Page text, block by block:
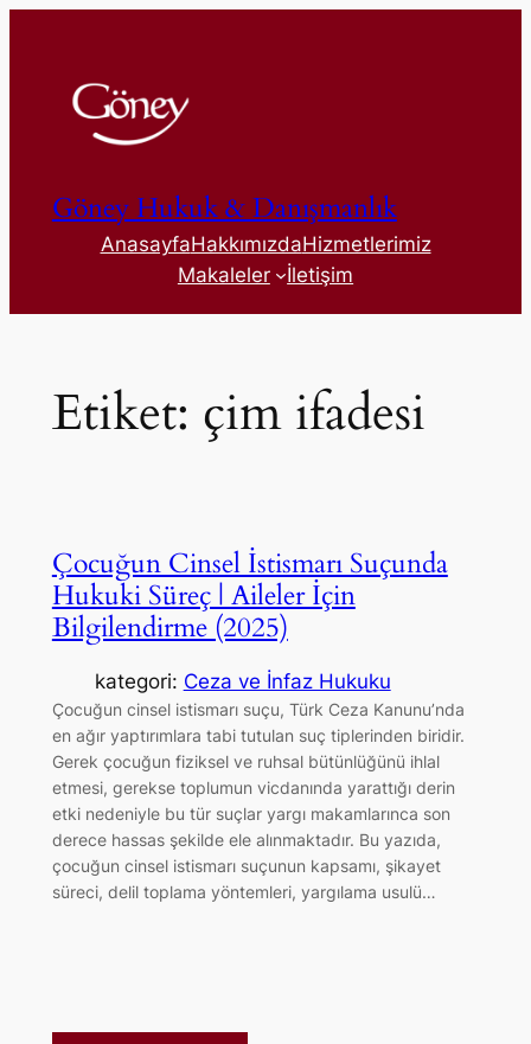
Göney Hukuk & Danışmanlık
AnasayfaHakkımızdaHizmetlerimiz
Makaleler
İletişim
Etiket: çim ifadesi
Çocuğun Cinsel İstismarı Suçunda
Hukuki Süreç | Aileler İçin
Bilgilendirme (2025)
kategori: Ceza ve İnfaz Hukuku
Çocuğun cinsel istismarı suçu, Türk Ceza Kanunu’nda
en ağır yaptırımlara tabi tutulan suç tiplerinden biridir.
Gerek çocuğun fiziksel ve ruhsal bütünlüğünü ihlal
etmesi, gerekse toplumun vicdanında yarattığı derin
etki nedeniyle bu tür suçlar yargı makamlarınca son
derece hassas şekilde ele alınmaktadır. Bu yazıda,
çocuğun cinsel istismarı suçunun kapsamı, şikayet
süreci, delil toplama yöntemleri, yargılama usulü…